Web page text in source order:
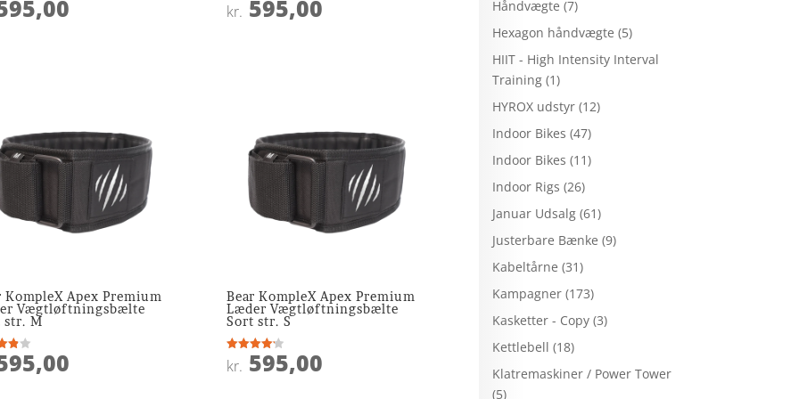
Vurderet
4.1
kr. 595,00
KompleX Apex Premium
Vægtløftningsbælte
str. M
Bear KompleX Apex Premium
Læder Vægtløftningsbælte
Sort str. S
Vurderet
4.2
kr. 595,00
Håndvægte (7)
Hexagon håndvægte (5)
HIIT - High Intensity Interval
Training (1)
HYROX udstyr (12)
Indoor Bikes (47)
Indoor Bikes (11)
Indoor Rigs (26)
Januar Udsalg (61)
Justerbare Bænke (9)
Kabeltårne (31)
Kampagner (173)
Kasketter - Copy (3)
Kettlebell (18)
Klatremaskiner / Power Tower
(5)